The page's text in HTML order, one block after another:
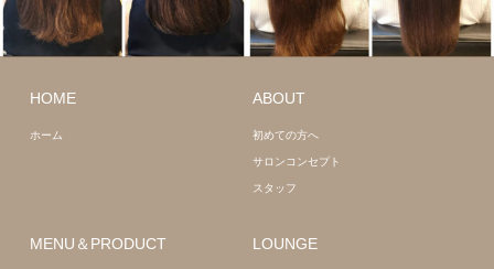
ロング 髪質
HOME
ホーム
ABOUT
初めての方へ
サロンコンセプト
スタッフ
MENU＆PRODUCT LOUNGE